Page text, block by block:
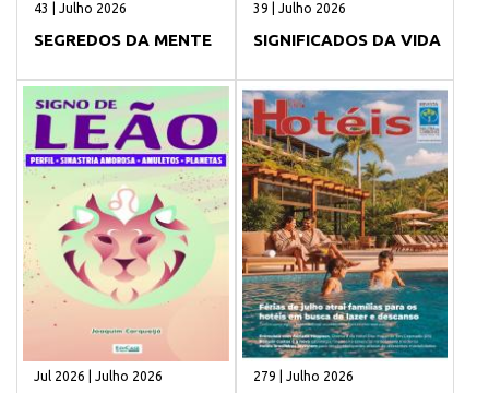
43 | Julho 2026
SEGREDOS DA MENTE
39 | Julho 2026
SIGNIFICADOS DA VIDA
Jul 2026 | Julho 2026 279 | Julho 2026